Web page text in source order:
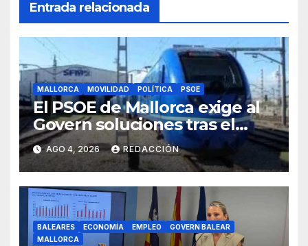
Entrada relacionada
MALLORCA MOVILIDAD POLÍTICA PSOE
El PSOE de Mallorca exige al
Govern soluciones tras el
tijeretazo de trenes en
agosto
AGO 4, 2026 REDACCIÓN
BALEARES ECONOMÍA EMPLEO
GOVERN BALEAR
MALLORCA